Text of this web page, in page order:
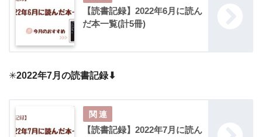
【読書記録】2022年6月に読ん
だ本一覧(計5冊)
✳︎2022年7月の読書記録⬇︎
【読書記録】2022年7月に読ん